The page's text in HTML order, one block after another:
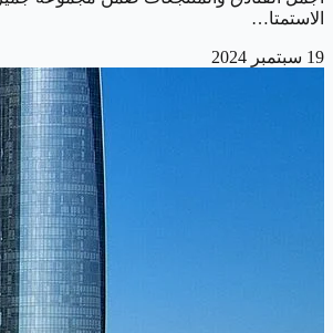
الاستمتا…
19 سبتمبر 2024